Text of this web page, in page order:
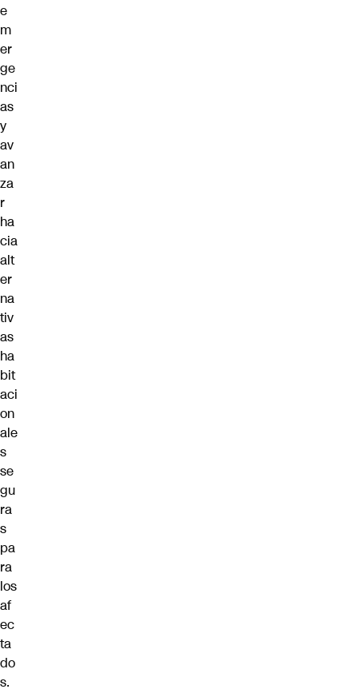
e
m
er
ge
nci
as
y
av
an
za
r
ha
cia
alt
er
na
tiv
as
ha
bit
aci
on
ale
s
se
gu
ra
s
pa
ra
los
af
ec
ta
do
s.